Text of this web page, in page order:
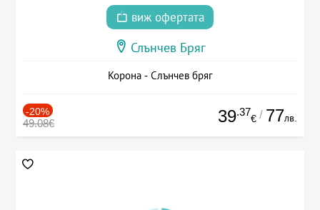
виж офертата
Слънчев Бряг
Корона - Слънчев бряг
-20%
49.08€ 39.37
€ / 77лв.